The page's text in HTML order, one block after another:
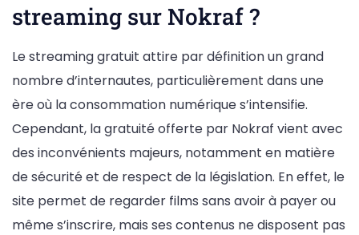
streaming sur Nokraf ?
Le streaming gratuit attire par définition un grand
nombre d’internautes, particulièrement dans une
ère où la consommation numérique s’intensifie.
Cependant, la gratuité offerte par Nokraf vient avec
des inconvénients majeurs, notamment en matière
de sécurité et de respect de la législation. En effet, le
site permet de regarder films sans avoir à payer ou
même s’inscrire, mais ses contenus ne disposent pas